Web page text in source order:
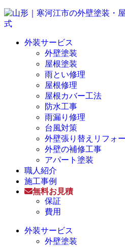
外装サービス
外壁塗装
屋根塗装
雨とい修理
屋根修理
屋根カバー工法
防水工事
雨漏り修理
台風対策
外壁張り替えリフォ
外壁の補修工事
アパート塗装
職人紹介
施工事例
無料お見積
保証
費用
外装サービス
外壁塗装